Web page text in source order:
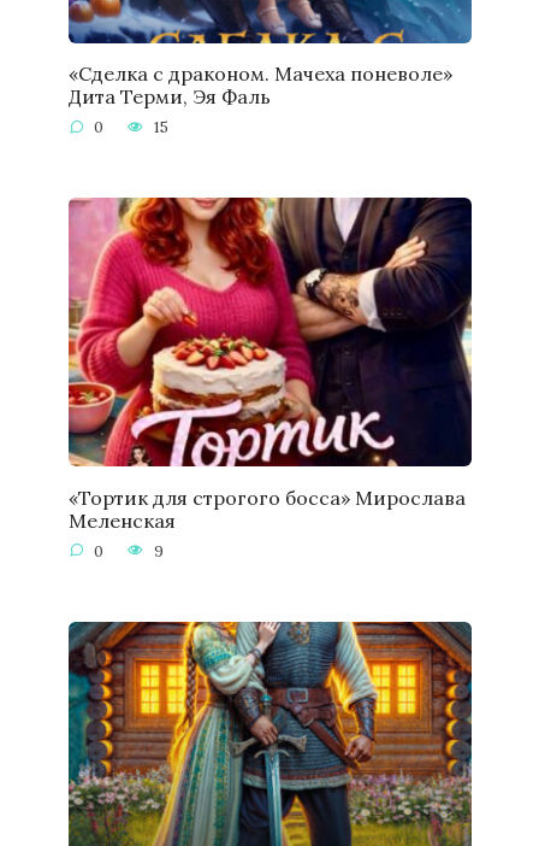
«Сделка с драконом. Мачеха поневоле»
Дита Терми, Эя Фаль
0 15
«Тортик для строгого босса» Мирослава
Меленская
0 9